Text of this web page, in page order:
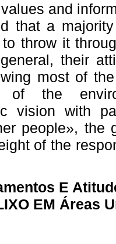
and
that a
throw it
their
most of
of the
vision with
people», the
of the
E
EM Áreas